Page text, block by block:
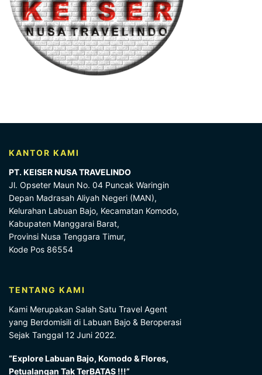
KANTOR KAMI
PT. KEISER NUSA TRAVELINDO
Jl. Opseter Maun No. 04 Puncak Waringin
Depan Madrasah Aliyah Negeri (MAN),
Kelurahan Labuan Bajo, Kecamatan Komodo,
Kabupaten Manggarai Barat,
Provinsi Nusa Tenggara Timur,
Kode Pos 86554
TENTANG KAMI
Kami Merupakan Salah Satu Travel Agent
yang Berdomisili di Labuan Bajo & Beroperasi
Sejak Tanggal 12 Juni 2022.
“Explore Labuan Bajo, Komodo & Flores,
Petualangan Tak TerBATAS !!!”